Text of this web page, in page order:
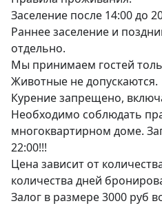
Заселение после 14:00 до
Раннее заселение и
отдельно.
Мы принимаем гостей
Животные не допускаются.
Курение запрещено,
Необходимо соблюдать
многоквартирном доме.
22:00!!!
Цена зависит от
количества дней
Залог в размере 3000 руб